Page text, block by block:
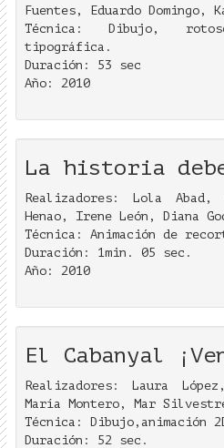
Fuentes, Eduardo Domingo,
Técnica: Dibujo,
tipográfica.
Duración: 53 sec
Año: 2010
La historia
Realizadores: Lola Abad,
Henao, Irene León, Diana
Técnica: Animación de
Duración: 1min. 05 sec.
Año: 2010
El Cabanyal
Realizadores: Laura
María Montero, Mar
Técnica: Dibujo,animación
Duración: 52 sec.